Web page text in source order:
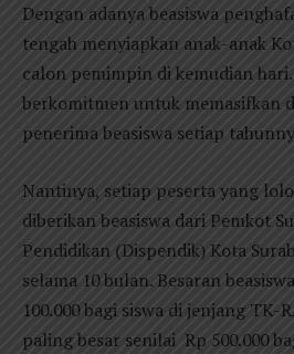
Dengan adanya beasiswa
tengah menyiapkan anak-anak
calon pemimpin di kemudian
berkomitmen untuk memasifkan
penerima beasiswa setiap
Nantinya, setiap peserta yang
diberikan beasiswa dari Pemkot
Pendidikan (Dispendik) Kota
selama 10 bulan. Besaran
100.000 bagi siswa di jenjang TK-
paling besar senilai Rp 500.000